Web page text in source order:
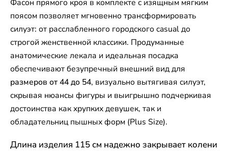
Фасон прямого кроя в комплекте с изящным мягким
поясом позволяет мгновенно трансформировать
силуэт: от расслабленного городского casual до
строгой женственной классики. Продуманные
анатомические лекала и идеальная посадка
обеспечивают безупречный внешний вид для
размеров от 44 до 54, визуально вытягивая силуэт,
скрывая нюансы фигуры и выигрышно подчеркивая
достоинства как хрупких девушек, так и
обладательниц пышных форм (Plus Size).
Длина изделия 115 см надежно закрывает колени